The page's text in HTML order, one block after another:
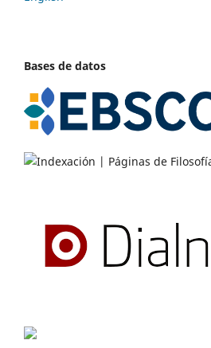
Bases de datos